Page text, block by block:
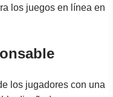
los juegos en línea en
los jugadores con una